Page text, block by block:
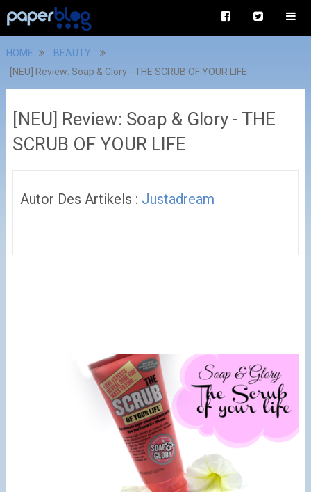
HOME
BEAUTY
[NEU] Review: Soap & Glory - THE SCRUB OF YOUR LIFE
[NEU] Review: Soap & Glory - THE
SCRUB OF YOUR LIFE
Autor Des Artikels : Justadream